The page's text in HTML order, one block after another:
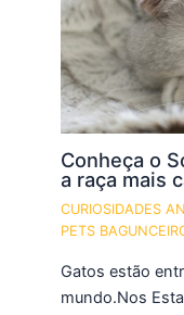
Conheça o
a raça mais
CURIOSIDADES
PETS
Gatos estão
mundo.Nos